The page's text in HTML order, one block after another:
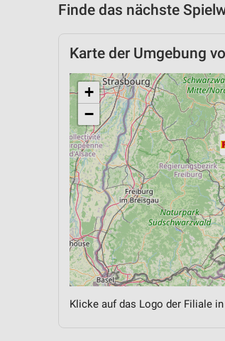
Finde das nächste
Karte der Umgebung
+
−
Klicke auf das Logo der Filiale